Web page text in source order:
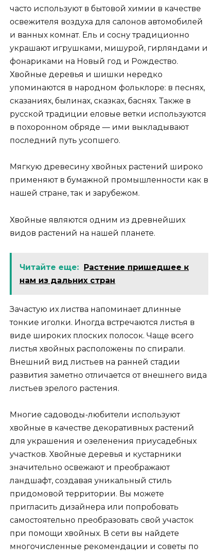
часто используют в бытовой химии в качестве
освежителя воздуха для салонов автомобилей
и ванных комнат. Ель и сосну традиционно
украшают игрушками, мишурой, гирляндами и
фонариками на Новый год и Рождество.
Хвойные деревья и шишки нередко
упоминаются в народном фольклоре: в песнях,
сказаниях, былинах, сказках, баснях. Также в
русской традиции еловые ветки используются
в похоронном обряде — ими выкладывают
последний путь усопшего.
Мягкую древесину хвойных растений широко
применяют в бумажной промышленности как в
нашей стране, так и зарубежом.
Хвойные являются одним из древнейших
видов растений на нашей планете.
Читайте еще: Растение пришедшее к
нам из дальних стран
Зачастую их листва напоминает длинные
тонкие иголки. Иногда встречаются листья в
виде широких плоских полосок. Чаще всего
листья хвойных расположены по спирали.
Внешний вид листьев на ранней стадии
развития заметно отличается от внешнего вида
листьев зрелого растения.
Многие садоводы-любители используют
хвойные в качестве декоративных растений
для украшения и озеленения приусадебных
участков. Хвойные деревья и кустарники
значительно освежают и преображают
ландшафт, создавая уникальный стиль
придомовой территории. Вы можете
пригласить дизайнера или попробовать
самостоятельно преобразовать свой участок
при помощи хвойных. В сети вы найдете
многочисленные рекомендации и советы по